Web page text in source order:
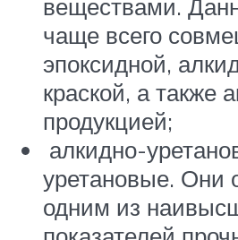
веществами.
чаще всего
эпоксидной,
краской, а также
продукцией;
алкидно-
уретановые. Они
одним из